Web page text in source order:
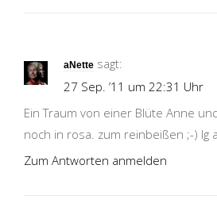
aNette sagt:
27 Sep. ’11 um 22:31 Uhr
Ein Traum von einer Blüte Anne
noch in rosa. zum reinbeißen ;-) lg
Zum Antworten anmelden